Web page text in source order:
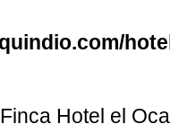
Hotel el